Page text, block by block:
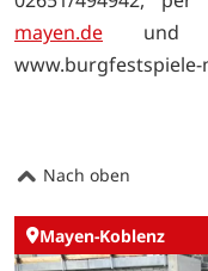
mayen.de und
www.burgfestspiele-
Nach oben
Mayen-Koblenz